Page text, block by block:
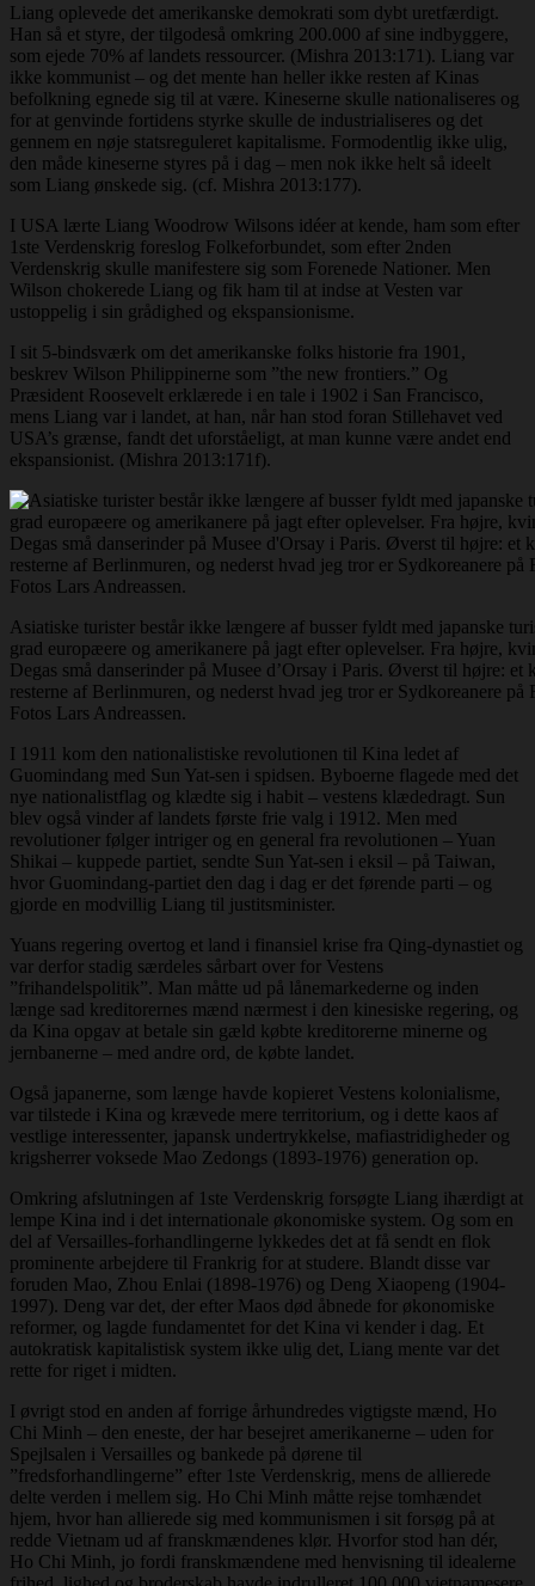
Liang oplevede det amerikanske demokrati som dybt uretfærdigt.
Han så et styre, der tilgodeså omkring 200.000 af sine indbyggere,
som ejede 70% af landets ressourcer. (Mishra 2013:171). Liang var
ikke kommunist – og det mente han heller ikke resten af Kinas
befolkning egnede sig til at være. Kineserne skulle nationaliseres og
for at genvinde fortidens styrke skulle de industrialiseres og det
gennem en nøje statsreguleret kapitalisme. Formodentlig ikke ulig,
den måde kineserne styres på i dag – men nok ikke helt så ideelt
som Liang ønskede sig. (cf. Mishra 2013:177).
I USA lærte Liang Woodrow Wilsons idéer at kende, ham som efter
1ste Verdenskrig foreslog Folkeforbundet, som efter 2nden
Verdenskrig skulle manifestere sig som Forenede Nationer. Men
Wilson chokerede Liang og fik ham til at indse at Vesten var
ustoppelig i sin grådighed og ekspansionisme.
I sit 5-bindsværk om det amerikanske folks historie fra 1901,
beskrev Wilson Philippinerne som ”the new frontiers.” Og
Præsident Roosevelt erklærede i en tale i 1902 i San Francisco,
mens Liang var i landet, at han, når han stod foran Stillehavet ved
USA’s grænse, fandt det uforståeligt, at man kunne være andet end
ekspansionist. (Mishra 2013:171f).
Asiatiske turister består ikke længere af busser fyldt med japanske
grad europæere og amerikanere på jagt efter oplevelser. Fra højre,
Degas små danserinder på Musee d’Orsay i Paris. Øverst til højre: et
resterne af Berlinmuren, og nederst hvad jeg tror er Sydkoreanere på
Fotos Lars Andreassen.
I 1911 kom den nationalistiske revolutionen til Kina ledet af
Guomindang med Sun Yat-sen i spidsen. Byboerne flagede med det
nye nationalistflag og klædte sig i habit – vestens klædedragt. Sun
blev også vinder af landets første frie valg i 1912. Men med
revolutioner følger intriger og en general fra revolutionen – Yuan
Shikai – kuppede partiet, sendte Sun Yat-sen i eksil – på Taiwan,
hvor Guomindang-partiet den dag i dag er det førende parti – og
gjorde en modvillig Liang til justitsminister.
Yuans regering overtog et land i finansiel krise fra Qing-dynastiet og
var derfor stadig særdeles sårbart over for Vestens
”frihandelspolitik”. Man måtte ud på lånemarkederne og inden
længe sad kreditorernes mænd nærmest i den kinesiske regering, og
da Kina opgav at betale sin gæld købte kreditorerne minerne og
jernbanerne – med andre ord, de købte landet.
Også japanerne, som længe havde kopieret Vestens kolonialisme,
var tilstede i Kina og krævede mere territorium, og i dette kaos af
vestlige interessenter, japansk undertrykkelse, mafiastridigheder og
krigsherrer voksede Mao Zedongs (1893-1976) generation op.
Omkring afslutningen af 1ste Verdenskrig forsøgte Liang ihærdigt at
lempe Kina ind i det internationale økonomiske system. Og som en
del af Versailles-forhandlingerne lykkedes det at få sendt en flok
prominente arbejdere til Frankrig for at studere. Blandt disse var
foruden Mao, Zhou Enlai (1898-1976) og Deng Xiaopeng (1904-
1997). Deng var det, der efter Maos død åbnede for økonomiske
reformer, og lagde fundamentet for det Kina vi kender i dag. Et
autokratisk kapitalistisk system ikke ulig det, Liang mente var det
rette for riget i midten.
I øvrigt stod en anden af forrige århundredes vigtigste mænd, Ho
Chi Minh – den eneste, der har besejret amerikanerne – uden for
Spejlsalen i Versailles og bankede på dørene til
”fredsforhandlingerne” efter 1ste Verdenskrig, mens de allierede
delte verden i mellem sig. Ho Chi Minh måtte rejse tomhændet
hjem, hvor han allierede sig med kommunismen i sit forsøg på at
redde Vietnam ud af franskmændenes klør. Hvorfor stod han dér,
Ho Chi Minh, jo fordi franskmændene med henvisning til idealerne